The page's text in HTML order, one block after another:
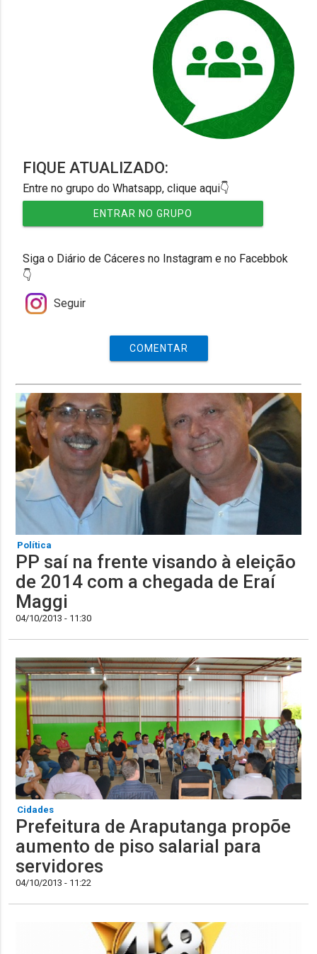
FIQUE ATUALIZADO:
Entre no grupo do Whatsapp, clique aqui👇
ENTRAR NO GRUPO
Siga o Diário de Cáceres no Instagram e no Facebbok
👇
Seguir
COMENTAR
Política
PP saí na frente visando à eleição
de 2014 com a chegada de Eraí
Maggi
04/10/2013 - 11:30
Cidades
Prefeitura de Araputanga propõe
aumento de piso salarial para
04/10/2013 - 11:22